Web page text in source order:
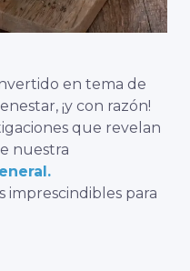
en tema de
¡y con razón!
que revelan
nuestra
imprescindibles para